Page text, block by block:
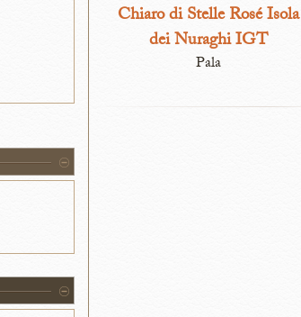
Chiaro di Stelle Rosé Isola
dei Nuraghi IGT
Pala